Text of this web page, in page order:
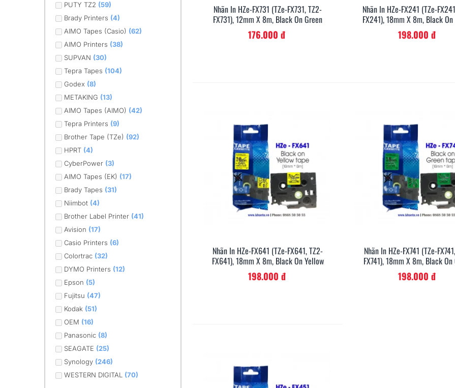
PUTY TZ2 (59)
Brady Printers (4)
AIMO Tapes (Casio) (62)
AIMO Printers (38)
SUPVAN (30)
Tepra Tapes (104)
Godex (8)
METAKING (13)
AIMO Tapes (AIMO) (42)
Tepra Printers (9)
Brother Tape (TZe) (92)
HPRT (4)
CyberPower (3)
AIMO Tapes (EK) (17)
Brady Tapes (31)
Niimbot (4)
Brother Label Printer (41)
Avision (17)
Casio Printers (6)
Colortrac (32)
DYMO Printers (12)
Epson (5)
Fujitsu (47)
Kodak (51)
OEM (16)
Panasonic (8)
SEAGATE (25)
Synology (246)
WESTERN DIGITAL (70)
Xem Nhanh
Nhãn In HZe-FX731 (TZe-FX731, TZ2-
FX731), 12mm X 8m, Black On Green
176.000 đ
Xem
Nhãn In HZe-FX241 (TZe-
FX241), 18mm X 8m, Black
198.000 đ
Xem Nhanh
Nhãn In HZe-FX641 (TZe-FX641, TZ2-
FX641), 18mm X 8m, Black On Yellow
198.000 đ
Xem
Nhãn In HZe-FX741 (TZe-
FX741), 18mm X 8m, Black
198.000 đ